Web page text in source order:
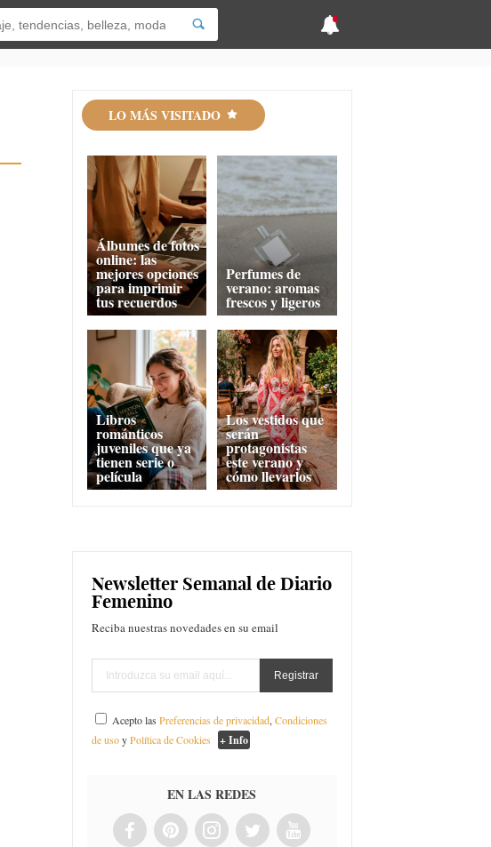
LO MÁS VISITADO
Álbumes de fotos
online: las
mejores opciones
para imprimir
tus recuerdos
Perfumes de
verano: aromas
frescos y ligeros
Libros
románticos
juveniles que ya
tienen serie o
película
Los vestidos que
serán
protagonistas
este verano y
cómo llevarlos
Newsletter Semanal de Diario
Femenino
Reciba nuestras novedades en su email
Acepto lasPreferencias de privacidad,Condiciones
de usoyPolítica de Cookies + Info
EN LAS REDES